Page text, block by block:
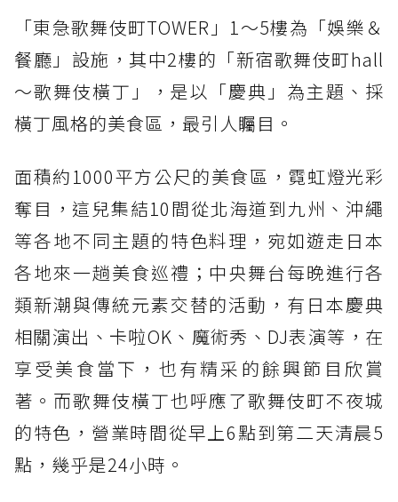
「東急歌舞伎町TOWER」1～5樓為「娛樂＆
餐廳」設施，其中2樓的「新宿歌舞伎町hall
～歌舞伎橫丁」，是以「慶典」為主題、採
橫丁風格的美食區，最引人矚目。
面積約1000平方公尺的美食區，霓虹燈光彩
奪目，這兒集結10間從北海道到九州、沖繩
等各地不同主題的特色料理，宛如遊走日本
各地來一趟美食巡禮；中央舞台每晚進行各
類新潮與傳統元素交替的活動，有日本慶典
相關演出、卡啦OK、魔術秀、DJ表演等，在
享受美食當下，也有精采的餘興節目欣賞
著。而歌舞伎橫丁也呼應了歌舞伎町不夜城
的特色，營業時間從早上6點到第二天清晨5
點，幾乎是24小時。